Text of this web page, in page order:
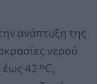
ανάπτυξη της
νερού
42 °C,